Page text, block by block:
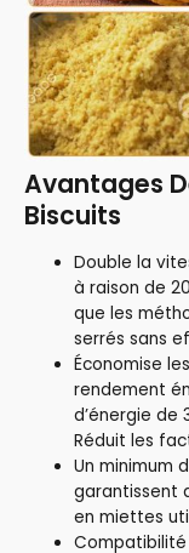
Avantages
Biscuits
Double la
à raison de
que les
serrés sans
Économise
rendement
d’énergie de
Réduit les
Un minimum
garantissent
en miettes